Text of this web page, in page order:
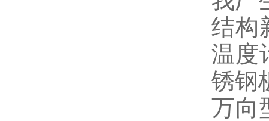
结构
温度
锈钢
万向